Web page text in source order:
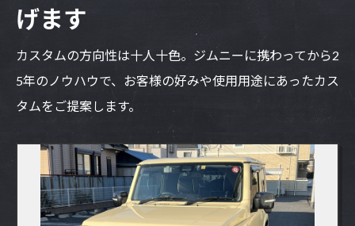
げます
カスタムの方向性は十人十色。ジムニーに携わってから2
5年のノウハウで、 お客様の好みや使用用途にあったカス
タムをご提案します。